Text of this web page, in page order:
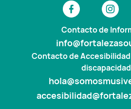
Contacto de
Contacto de